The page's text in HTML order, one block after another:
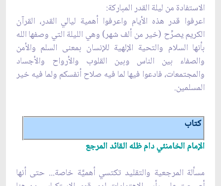
الاستفادة من ليلة القدر المباركة:
اعرفوا قدر هذه الأيام واعرفوا أهمية ليالي القدر، القرآن
الكريم يصرِّح (خير من ألف شهر) وهي الليلة التي وصفها الله
بأنها السلام والتحية الإلهية للإنسان بمعنى السلم والأمن
والصفاء بين الناس وبين القلوب والأرواح والأجساد
والمجتمعات، فادعوا فيها لما فيه صلاح أنفسكم ولما فيه خير
المسلمين.
كتاب
الإمام الخامنئي دام ظله القائد المرجع
مسألة المرجعية والتقليد تكتسي أهميَّة خاصة... حتى أنها